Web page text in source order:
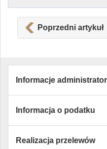
Poprzedni artykuł
Informacje
Informacja o podatku
Realizacja przelewów